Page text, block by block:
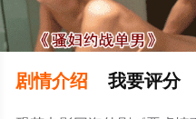
剧情介绍 我要评分